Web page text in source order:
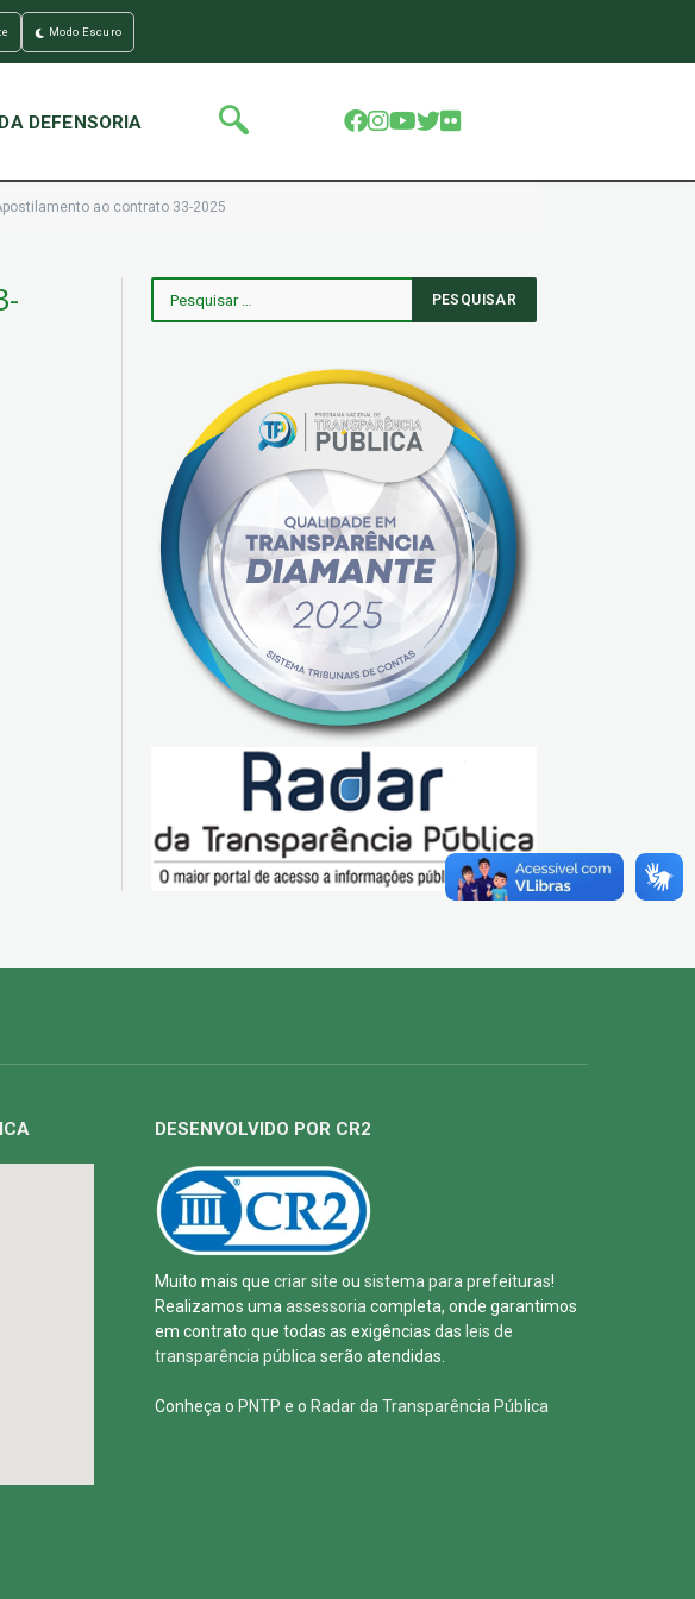
Modo Escuro
DEFENSORIA
ao contrato 33-2025
DESENVOLVIDO POR CR2
Muito mais que criar site ou sistema para prefeituras!
Realizamos uma assessoria completa, onde garantimos
em contrato que todas as exigências das leis de
transparência pública serão atendidas.
Conheça o PNTP e o Radar da Transparência Pública